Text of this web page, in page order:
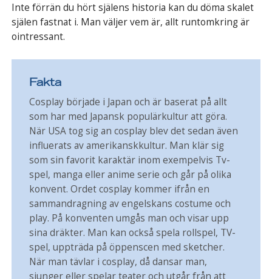
Inte förrän du hört själens historia kan du döma skalet
själen fastnat i. Man väljer vem är, allt runtomkring är
ointressant.
Fakta
Cosplay började i Japan och är baserat på allt
som har med Japansk populärkultur att göra.
När USA tog sig an cosplay blev det sedan även
influerats av amerikanskkultur. Man klär sig
som sin favorit karaktär inom exempelvis Tv-
spel, manga eller anime serie och går på olika
konvent. Ordet cosplay kommer ifrån en
sammandragning av engelskans costume och
play. På konventen umgås man och visar upp
sina dräkter. Man kan också spela rollspel, TV-
spel, uppträda på öppenscen med sketcher.
När man tävlar i cosplay, då dansar man,
sjunger eller spelar teater och utgår från att